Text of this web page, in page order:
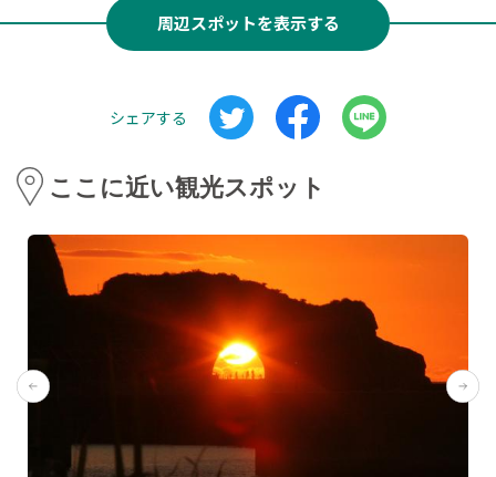
周辺スポットを表示する
シェアする
ここに近い観光スポット